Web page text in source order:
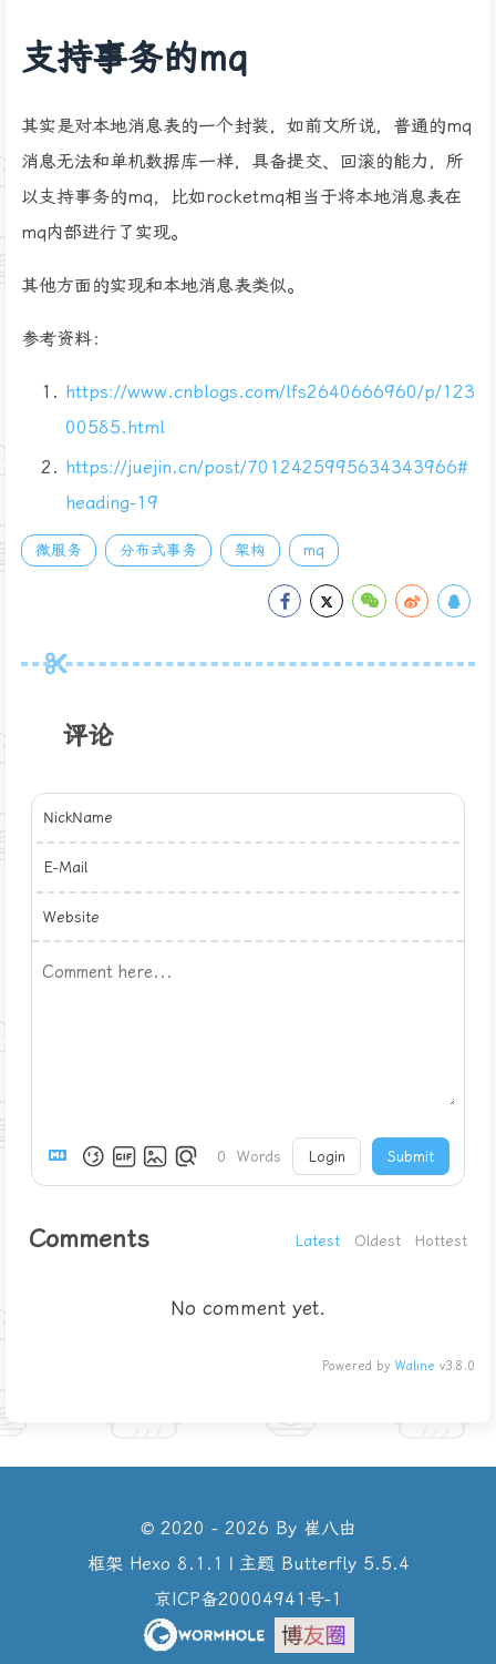
支持事务的mq
其实是对本地消息表的一个封装，如前文所说，普通的mq
消息无法和单机数据库一样，具备提交、回滚的能力，所
以支持事务的mq，比如rocketmq相当于将本地消息表在
mq内部进行了实现。
其他方面的实现和本地消息表类似。
参考资料：
https://www.cnblogs.com/lfs2640666960/p/123
00585.html
https://juejin.cn/post/7012425995634343966#
heading-19
微服务 分布式事务 架构 mq
评论
NickName
E-Mail
Website
0 Words Login Submit
Comments Latest Oldest Hottest
No comment yet.
Powered by Waline v3.8.0
© 2020 - 2026 By 崔八由
框架 Hexo 8.1.1 | 主题 Butterfly 5.5.4
京ICP备20004941号-1